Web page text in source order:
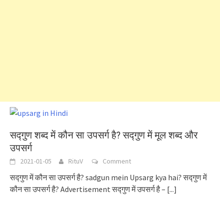
सद्गुण शब्द में कौन सा उपसर्ग है? सद्गुण में मूल शब्द और
उपसर्ग
2021-01-05 RituV Comment
सद्गुण में कौन सा उपसर्ग है? sadgun mein Upsarg kya hai? सद्गुण में
कौन सा उपसर्ग है? Advertisement सद्गुण में उपसर्ग है – [...]